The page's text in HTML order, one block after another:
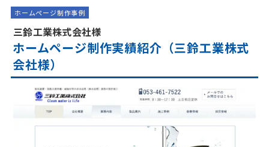
ホームページ制作事例
三鈴工業株式会社様
ホームページ制作実績紹介（三鈴工業株式
会社様）